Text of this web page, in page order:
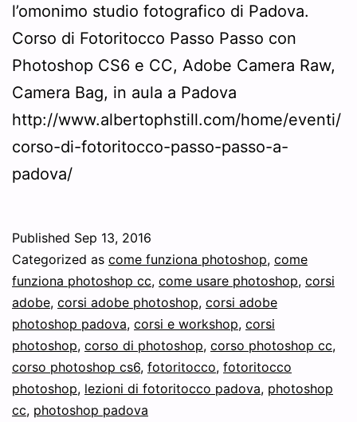
l’omonimo studio fotografico di Padova.
Corso di Fotoritocco Passo Passo con
Photoshop CS6 e CC, Adobe Camera Raw,
Camera Bag, in aula a Padova
http://www.albertophstill.com/home/eventi/
corso-di-fotoritocco-passo-passo-a-
padova/
Published Sep 13, 2016
Categorized as come funziona photoshop, come
funziona photoshop cc, come usare photoshop, corsi
adobe, corsi adobe photoshop, corsi adobe
photoshop padova, corsi e workshop, corsi
photoshop, corso di photoshop, corso photoshop cc,
corso photoshop cs6, fotoritocco, fotoritocco
photoshop, lezioni di fotoritocco padova, photoshop
cc, photoshop padova